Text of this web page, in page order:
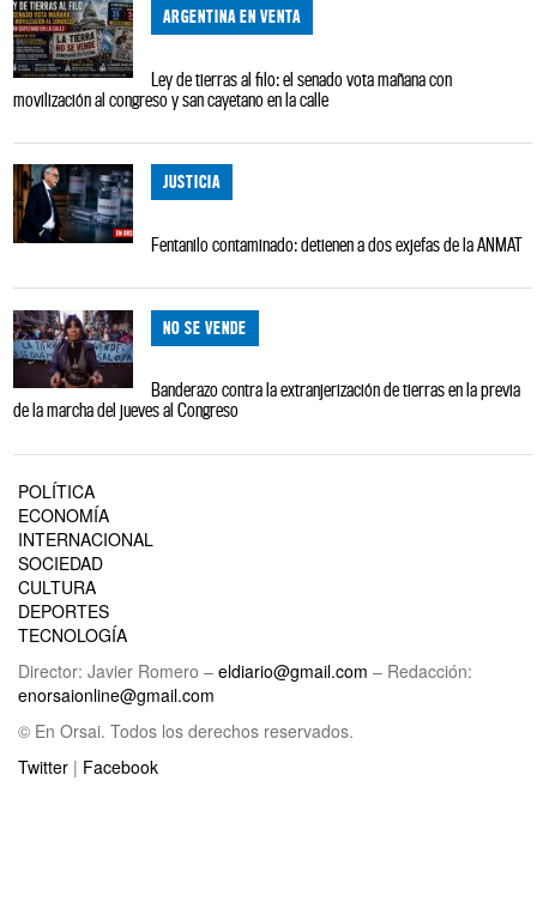
ARGENTINA EN VENTA
Ley de tierras al filo: el senado vota mañana con
movilización al congreso y san cayetano en la calle
JUSTICIA
Fentanilo contaminado: detienen a dos exjefas de la ANMAT
NO SE VENDE
Banderazo contra la extranjerización de tierras en la previa
de la marcha del jueves al Congreso
POLÍTICA
ECONOMÍA
INTERNACIONAL
SOCIEDAD
CULTURA
DEPORTES
TECNOLOGÍA
Director: Javier Romero – eldiario@gmail.com – Redacción:
enorsaionline@gmail.com
© En Orsai. Todos los derechos reservados.
Twitter | Facebook